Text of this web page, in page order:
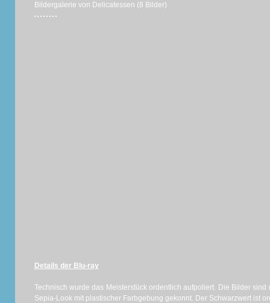
Bildergalerie von Delicatessen (8 Bilder)
Details der Blu-ray
Technisch wurde das Meisterstück ordentlich aufpoliert. Die Bilder
Sepia-Look mit plastischer Farbgebung gekonnt. Der Schwarzwert ist